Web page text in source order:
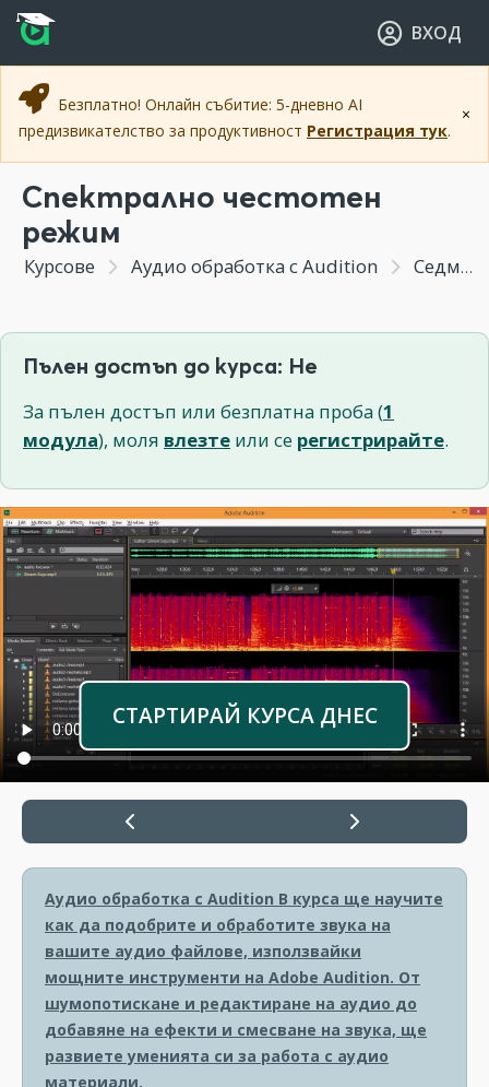
Прескочи към основното съдържание
Прескочи към навигацията
ВХОД
×
Безплатно! Онлайн събитие: 5-дневно AI
предизвикателство за продуктивност Регистрация тук.
Спектрално честотен
режим
Курсове Аудио обработка с Audition Седмица 5 - Чистене на шум, компресори, дилей и реверб
Пълен достъп до курса: Не
За пълен достъп или безплатна проба (1
модула), моля влезте или се регистрирайте.
СТАРТИРАЙ КУРСА ДНЕС
Аудио обработка с Audition В курса ще научите
как да подобрите и обработите звука на
вашите аудио файлове, използвайки
мощните инструменти на Adobe Audition. От
шумопотискане и редактиране на аудио до
добавяне на ефекти и смесване на звука, ще
развиете уменията си за работа с аудио
материали.